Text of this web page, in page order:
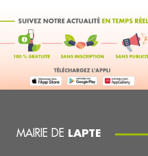
MAIRIE DE LAPTE